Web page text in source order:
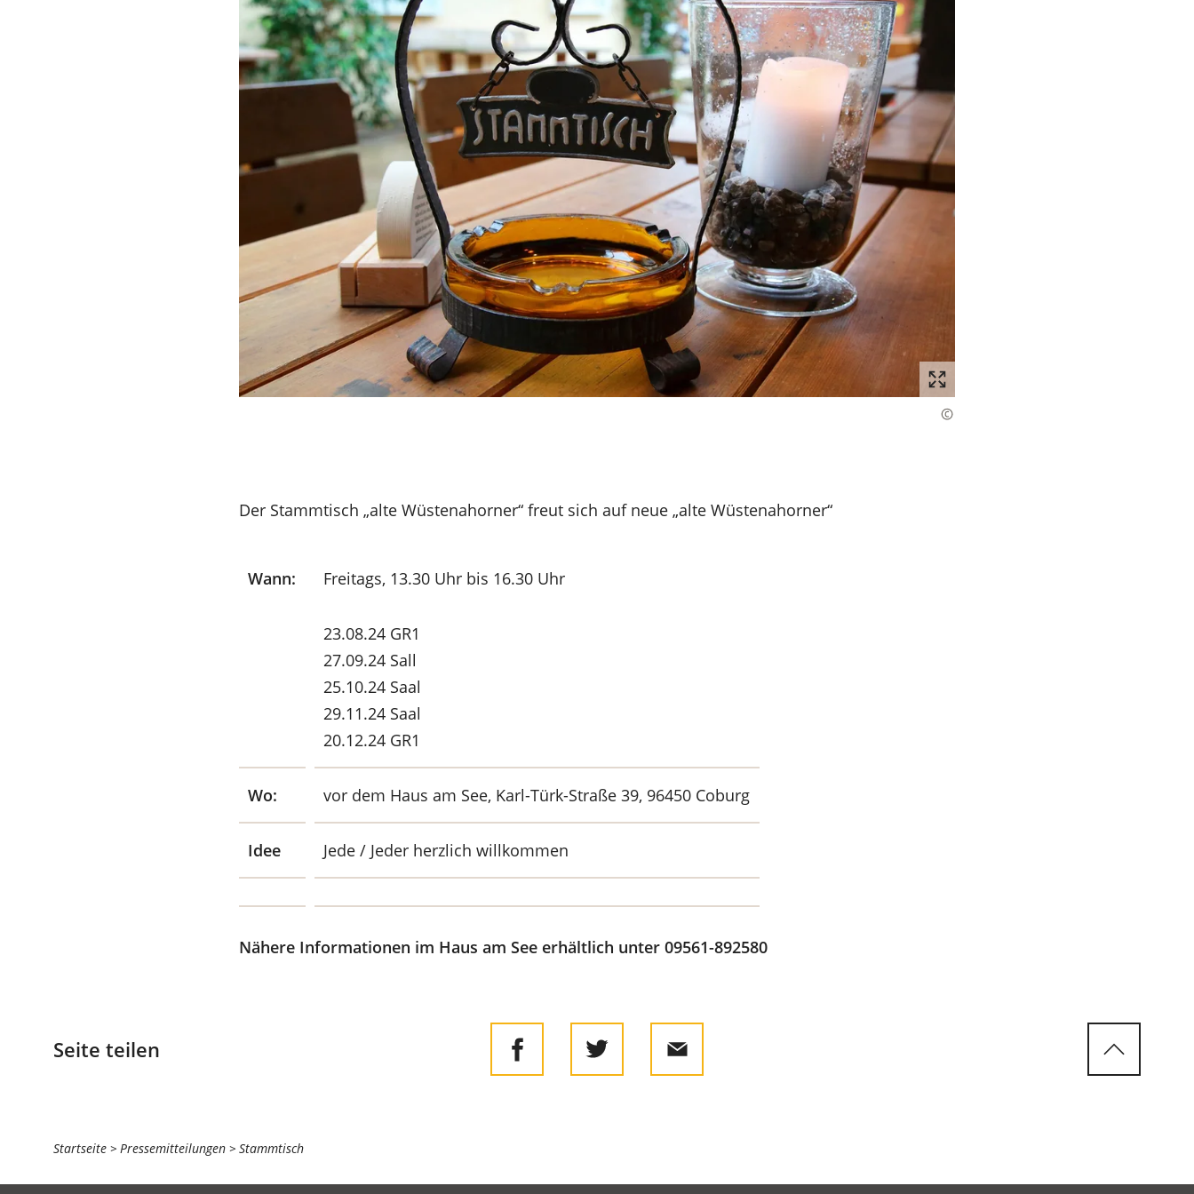
Der Stammtisch „alte Wüstenahorner“ freut sich auf neue „alte Wüstenahorner“
Wann: Freitags, 13.30 Uhr bis 16.30 Uhr
23.08.24 GR1
27.09.24 Sall
25.10.24 Saal
29.11.24 Saal
20.12.24 GR1
Wo: vor dem Haus am See, Karl-Türk-Straße 39, 96450 Coburg
Idee Jede / Jeder herzlich willkommen
Nähere Informationen im Haus am See erhältlich unter 09561-892580
Seite teilen
Sie
befinden
Startseite Pressemitteilungen Stammtisch